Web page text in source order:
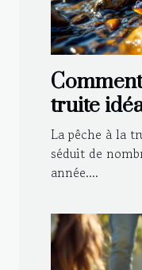
truite
type de
La pêche à la
séduit de
année....